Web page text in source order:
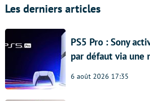
Les derniers articles
PS5 Pro : Sony
par défaut via une
6 août 2026 17:35